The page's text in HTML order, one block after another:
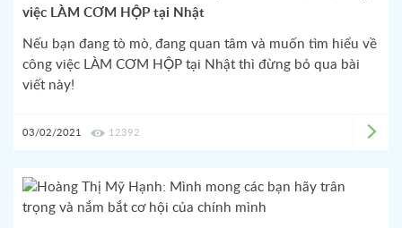
việc LÀM CƠM HỘP tại Nhật
Nếu bạn đang tò mò, đang quan tâm và muốn tìm hiểu về
công việc LÀM CƠM HỘP tại Nhật thì đừng bỏ qua bài
viết này!
03/02/2021 12392